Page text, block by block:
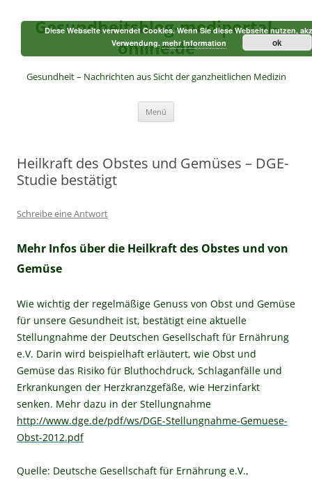
springen
Gesundheitsblog-mediportal-
online.de
Gesundheit – Nachrichten aus Sicht der ganzheitlichen Medizin
Menü
Heilkraft des Obstes und Gemüses – DGE-
Studie bestätigt
Schreibe eine Antwort
Mehr Infos über die Heilkraft des Obstes und von
Gemüse
Wie wichtig der regelmäßige Genuss von Obst und Gemüse
für unsere Gesundheit ist, bestätigt eine aktuelle
Stellungnahme der Deutschen Gesellschaft für Ernährung
e.V. Darin wird beispielhaft erläutert, wie Obst und
Gemüse das Risiko für Bluthochdruck, Schlaganfälle und
Erkrankungen der Herzkranzgefäße, wie Herzinfarkt
senken. Mehr dazu in der Stellungnahme
http://www.dge.de/pdf/ws/DGE-Stellungnahme-Gemuese-
Obst-2012.pdf
Quelle: Deutsche Gesellschaft für Ernährung e.V.,
Diese Webseite verwendet Cookies. Wenn Sie diese Webseite nutzen,
Verwendung. mehr Information ok